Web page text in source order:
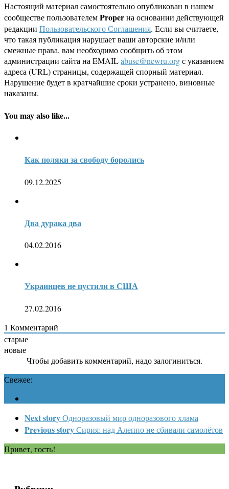
Настоящий материал самостоятельно опубликован в нашем
сообществе пользователемProperна основании действующей
редакции Пользовательского Соглашения. Если вы считаете,
что такая публикация нарушает ваши авторские и/или
смежные права, вам необходимо сообщить об этом
администрации сайта на EMAILabuse@newru.orgс указанием
адреса (URL) страницы, содержащей спорный материал.
Нарушение будет в кратчайшие сроки устранено, виновные
наказаны.
You may also like...
Как поляки за свободу боролись
09.12.2025
Два дурака два
04.02.2016
Украинцев не пустили в США
27.02.2016
1 Комментарий
старые
новые
Чтобы добавить комментарий, надо залогиниться.
Свежее:
Next storyОдноразовый мир одноразового хлама
Previous storyСирия: над Алеппо не сбивали самолётов
Привет, гость!